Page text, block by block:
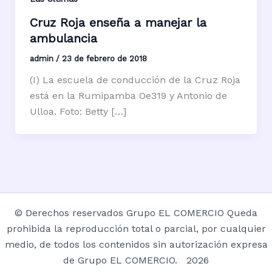
Cruz Roja enseña a manejar la
ambulancia
admin / 23 de febrero de 2018
(I) La escuela de conducción de la Cruz Roja
está en la Rumipamba Oe319 y Antonio de
Ulloa. Foto: Betty […]
© Derechos reservados Grupo EL COMERCIO Queda
prohibida la reproducción total o parcial, por cualquier
medio, de todos los contenidos sin autorización expresa
de Grupo EL COMERCIO. 2026